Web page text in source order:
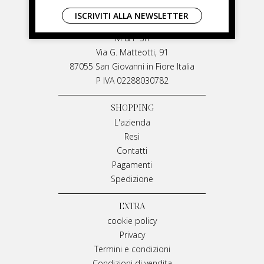
LIVIANA MIRARCHI
M & P Srl
Via G. Matteotti, 91
87055 San Giovanni in Fiore Italia
P IVA 02288030782
SHOPPING
L'azienda
Resi
Contatti
Pagamenti
Spedizione
EXTRA
cookie policy
Privacy
Termini e condizioni
ISCRIVITI ALLA NEWSLETTER